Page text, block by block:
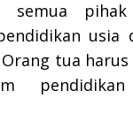
semua
usia
tua